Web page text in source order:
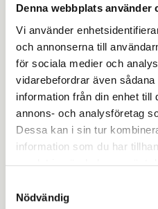
Denna webbplats använder
Vi använder
och annonserna till
för sociala medier och
vidarebefordrar även
information från din enhet till
annons- och analysföretag
Dessa kan i sin tur
information som du har
Nödvändig
Funktioner:
- Automatisk laddning och
baserat på det valda
- BOOST-funktion för
- Köldfunktion för att ladda
temperaturer;
batterier;